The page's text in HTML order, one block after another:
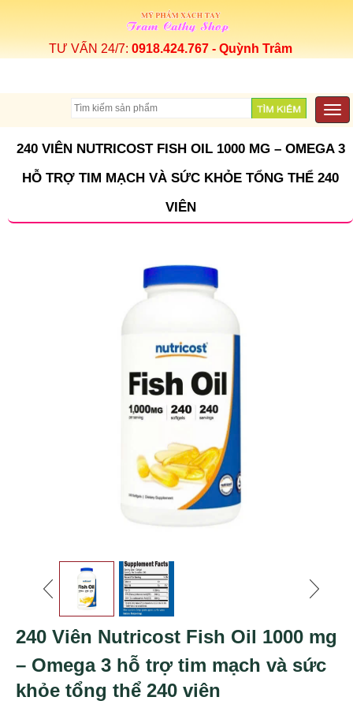
TƯ VẤN 24/7: 0918.424.767 - Quỳnh Trâm
240 VIÊN NUTRICOST FISH OIL 1000 MG – OMEGA 3
HỖ TRỢ TIM MẠCH VÀ SỨC KHỎE TỔNG THỂ 240
VIÊN
240 Viên Nutricost Fish Oil 1000 mg
– Omega 3 hỗ trợ tim mạch và sức
khỏe tổng thể 240 viên